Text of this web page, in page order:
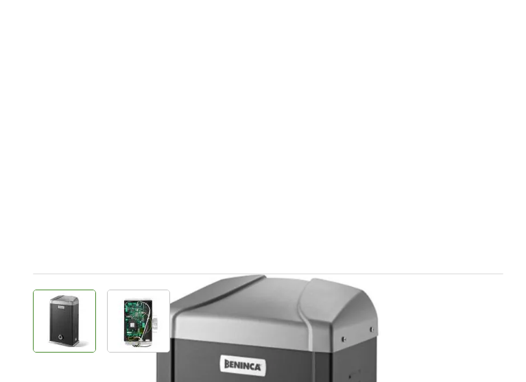
View larger imageView larger image